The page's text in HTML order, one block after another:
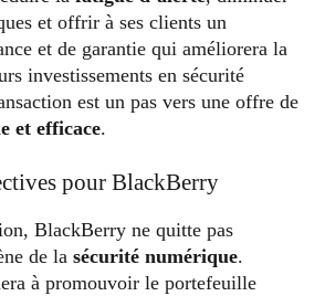
et offrir à ses clients un
et de garantie qui améliorera la
investissements en sécurité
est un pas vers une offre de
et efficace.
pour BlackBerry
BlackBerry ne quitte pas
de la sécurité numérique.
à promouvoir le portefeuille